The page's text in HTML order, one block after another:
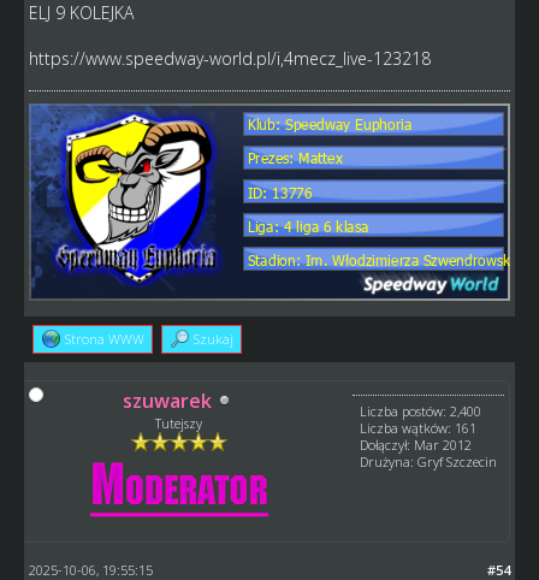
ELJ 9 KOLEJKA
https://www.speedway-world.pl/i,4mecz_live-123218
Strona WWW Szukaj
szuwarek
Tutejszy
Liczba postów: 2,400
Liczba wątków: 161
Dołączył: Mar 2012
Drużyna: Gryf Szczecin
#54
2025-10-06, 19:55:15